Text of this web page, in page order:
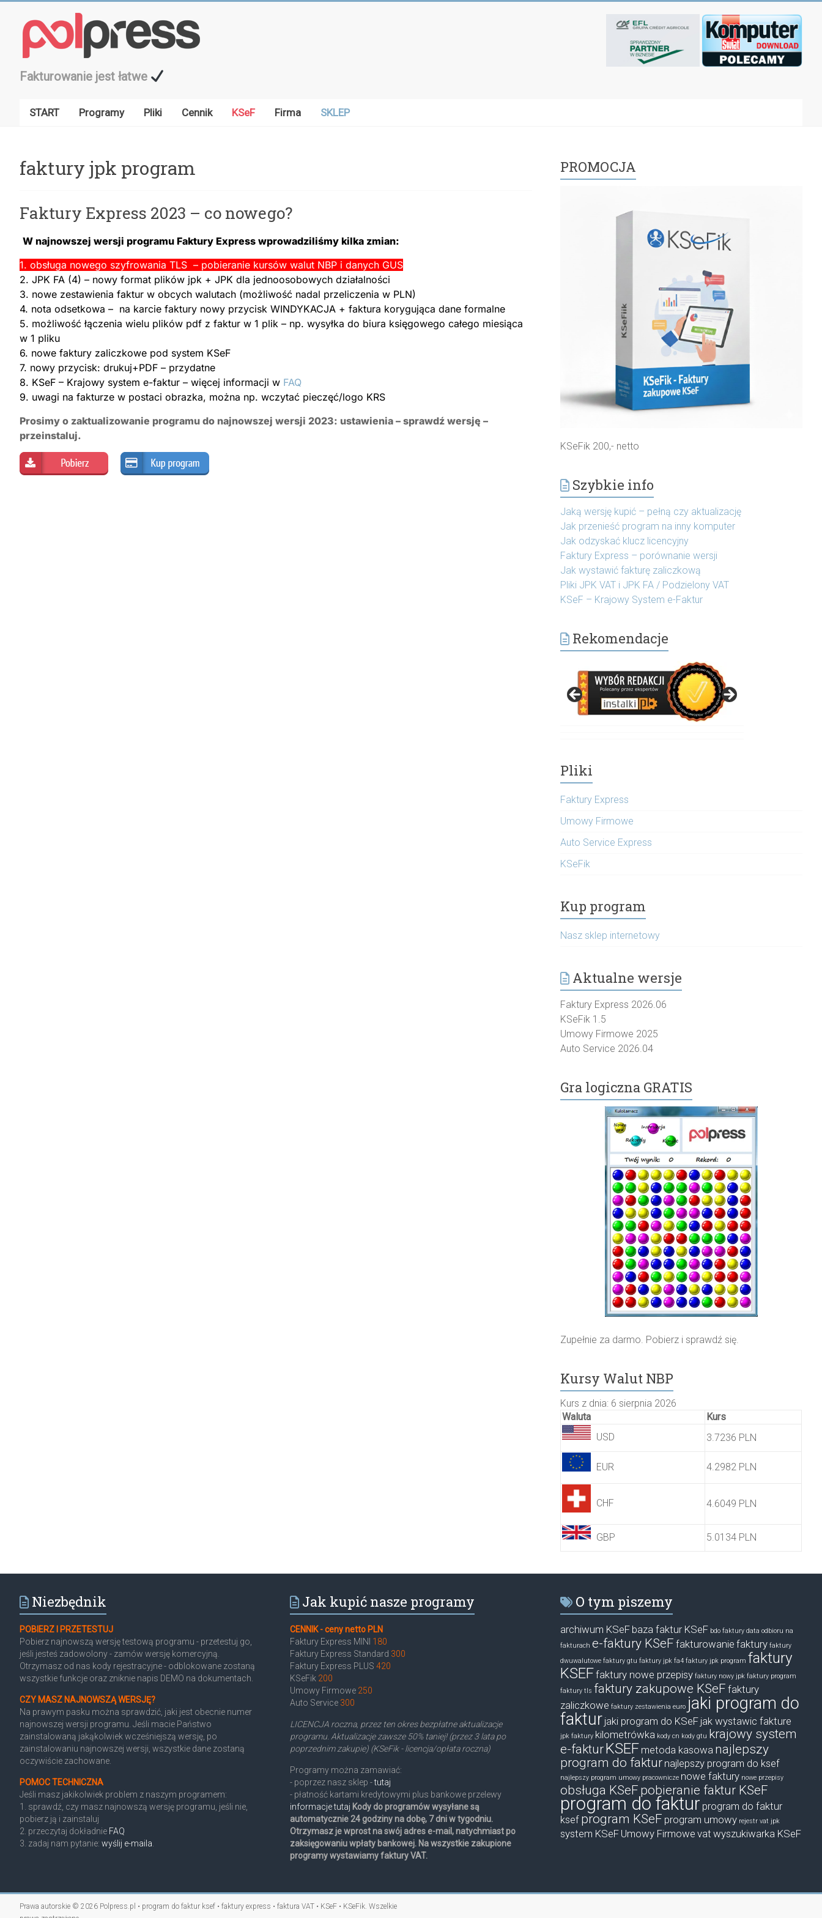
treści
Fakturowanie jest łatwe
START Programy Pliki Cennik KSeF Firma SKLEP
faktury jpk program
Faktury Express 2023 – co nowego?
W najnowszej wersji programu Faktury Express wprowadziliśmy kilka zmian:
1. obsługa nowego szyfrowania TLS – pobieranie kursów walut NBP i danych GUS
2. JPK FA (4) – nowy format plików jpk + JPK dla jednoosobowych działalności
3. nowe zestawienia faktur w obcych walutach (możliwość nadal przeliczenia w PLN)
4. nota odsetkowa – na karcie faktury nowy przycisk WINDYKACJA + faktura korygująca dane formalne
5. możliwość łączenia wielu plików pdf z faktur w 1 plik – np. wysyłka do biura księgowego całego miesiąca
w 1 pliku
6. nowe faktury zaliczkowe pod system KSeF
7. nowy przycisk: drukuj+PDF – przydatne
8. KSeF – Krajowy system e-faktur – więcej informacji w FAQ
9. uwagi na fakturze w postaci obrazka, można np. wczytać pieczęć/logo KRS
Prosimy o zaktualizowanie programu do najnowszej wersji 2023: ustawienia – sprawdź wersję –
przeinstaluj.
PROMOCJA
KSeFik 200,- netto
Szybkie info
Jaką wersję kupić – pełną czy aktualizację
Jak przenieść program na inny komputer
Jak odzyskać klucz licencyjny
Faktury Express – porównanie wersji
Jak wystawić fakturę zaliczkową
Pliki JPK VAT i JPK FA / Podzielony VAT
KSeF – Krajowy System e-Faktur
Rekomendacje
Pliki
Faktury Express
Umowy Firmowe
Auto Service Express
KSeFik
Kup program
Nasz sklep internetowy
Aktualne wersje
Faktury Express 2026.06
KSeFik 1.5
Umowy Firmowe 2025
Auto Service 2026.04
Gra logiczna GRATIS
Zupełnie za darmo. Pobierz i sprawdź się.
Kursy Walut NBP
Kurs z dnia: 6 sierpnia 2026
Waluta
Kurs
USD
3.7236 PLN
EUR 4.2982 PLN
CHF 4.6049 PLN
GBP 5.0134 PLN
Niezbędnik
POBIERZ I PRZETESTUJ
Pobierz najnowszą wersję testową programu - przetestuj go,
jeśli jesteś zadowolony - zamów wersję komercyjną.
Otrzymasz od nas kody rejestracyjne - odblokowane zostaną
wszystkie funkcje oraz zniknie napis DEMO na dokumentach.
CZY MASZ NAJNOWSZĄ WERSJĘ?
Na prawym pasku można sprawdzić, jaki jest obecnie numer
najnowszej wersji programu. Jeśli macie Państwo
zainstalowaną jakąkolwiek wcześniejszą wersję, po
zainstalowaniu najnowszej wersji, wszystkie dane zostaną
oczywiście zachowane.
POMOC TECHNICZNA
Jeśli masz jakikolwiek problem z naszym programem:
1. sprawdź, czy masz najnowszą wersję programu, jeśli nie,
pobierz ją i zainstaluj
2. przeczytaj dokładnie FAQ
3. zadaj nam pytanie: wyślij e-maila
Jak kupić nasze programy
CENNIK - ceny netto PLN
Faktury Express MINI 180
Faktury Express Standard 300
Faktury Express PLUS420
KSeFik 200
Umowy Firmowe 250
Auto Service 300
LICENCJA roczna, przez ten okres bezpłatne aktualizacje
programu. Aktualizacje zawsze 50% taniej! (przez 3 lata po
poprzednim zakupie) (KSeFik - licencja/opłata roczna)
Programy można zamawiać:
- poprzez nasz sklep -tutaj
- płatność kartami kredytowymi plus bankowe przelewy
informacje tutaj Kody do programów wysyłane są
automatycznie 24 godziny na dobę, 7 dni w tygodniu.
Otrzymasz je wprost na swój adres e-mail, natychmiast po
zaksięgowaniu wpłaty bankowej. Na wszystkie zakupione
programy wystawiamy faktury VAT.
O tym piszemy
archiwum KSeF baza faktur KSeF bdo faktury data odbioru na
fakturach e-faktury KSeF fakturowanie faktury faktury
dwuwalutowe faktury gtu faktury jpk fa4 faktury jpk program faktury
KSEFfaktury nowe przepisy faktury nowy jpk faktury program
faktury tls faktury zakupowe KSeF faktury
zaliczkowe faktury zestawienia euro jaki program do
faktur jaki program do KSeF jak wystawic fakture
jpk faktury kilometrówka kody cn kody gtu krajowy system
e-fakturKSEF metoda kasowa najlepszy
program do faktur najlepszy program do ksef
najlepszy program umowy pracownicze nowe faktury nowe przepisy
obsługa KSeF pobieranie faktur KSeF
program do faktur program do faktur
ksef program KSeF program umowy rejestr vat jpk
system KSeF Umowy Firmowe vat wyszukiwarka KSeF
Prawa autorskie © 2026 Polpress.pl • program do faktur ksef • faktury express • faktura VAT • KSeF • KSeFik. Wszelkie